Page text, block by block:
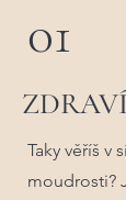
01
ZDRAVÍ
Taky věříš v
moudrosti?